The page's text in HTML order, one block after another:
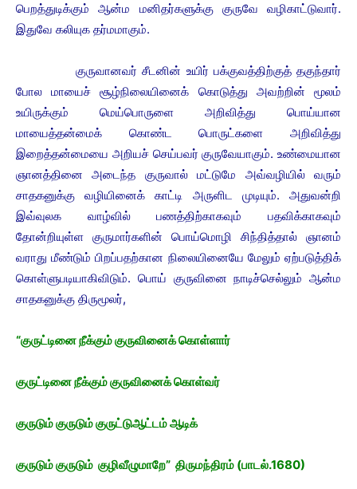
பெறத்துடிக்கும் ஆன்ம மனிதர்களுக்கு குருவே வழிகாட்டுவார்.
இதுவே கலியுக தர்மமாகும்.
குருவானவர் சீடனின் உயிர் பக்குவத்திற்குத் தகுந்தார்
போல மாயைச் சூழ்நிலையினைக் கொடுத்து அவற்றின் மூலம்
உயிருக்கும் மெய்பொருளை அறிவித்து பொய்யான
மாயைத்தன்மைக் கொண்ட பொருட்களை அறிவித்து
இறைத்தன்மையை அறியச் செய்பவர் குருவேயாகும். உண்மையான
ஞானத்தினை அடைந்த குருவால் மட்டுமே அவ்வழியில் வரும்
சாதகனுக்கு வழியினைக் காட்டி அருளிட முடியும். அதுவன்றி
இவ்வுலக வாழ்வில் பணத்திற்காகவும் பதவிக்காகவும்
தோன்றியுள்ள குருமார்களின் பொய்மொழி சிந்தித்தால் ஞானம்
வராது மீண்டும் பிறப்பதற்கான நிலையினையே மேலும் ஏற்படுத்திக்
கொள்ளுபடியாகிவிடும். பொய் குருவினை நாடிச்செல்லும் ஆன்ம
சாதகனுக்கு திருமூலர்,
“குருட்டினை நீக்கும் குருவினைக் கொள்ளார்
குருட்டினை நீக்கும் குருவினைக் கொள்வர்
குருடும் குருடும் குருட்டுஆட்டம் ஆடிக்
குருடும் குருடும் குழிவீழுமாறே” திருமந்திரம் (பாடல்.1680)